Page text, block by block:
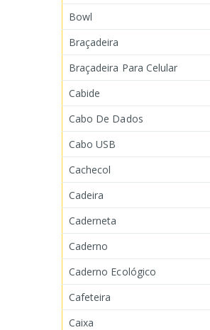
Bowl
Braçadeira
Braçadeira Para Celular
Cabide
Cabo De Dados
Cabo USB
Cachecol
Cadeira
Caderneta
Caderno
Caderno Ecológico
Cafeteira
Caixa